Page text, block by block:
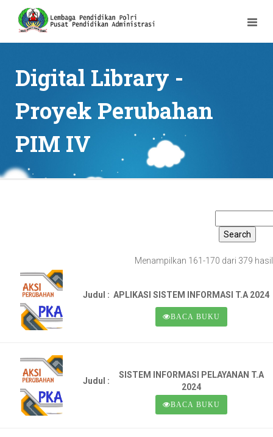
Digital Library -
Proyek Perubahan
PIM IV
Menampilkan 161-170 dari 379 hasil
Judul : APLIKASI SISTEM INFORMASI T.A 2024
BACA BUKU
Judul :
SISTEM INFORMASI PELAYANAN T.A
2024
BACA BUKU